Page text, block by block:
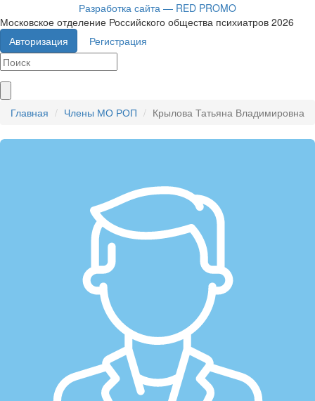
Разработка сайта — RED PROMO
Московское отделение Российского общества психиатров 2026
Авторизация
Регистрация
Главная Члены МО РОП Крылова Татьяна Владимировна